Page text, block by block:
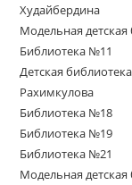
Худайбердина
Модельная
Библиотека №11
Детская
Рахимкулова
Библиотека №18
Библиотека №19
Библиотека №21
Модельная